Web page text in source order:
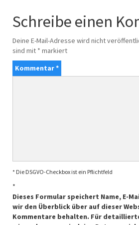
Schreibe einen
Deine E-Mail-Adresse wird nicht
sind mit * markiert
Kommentar*
* Die DSGVO-Checkbox ist ein Pflichtfeld
*
Dieses Formular speichert Name, E-
wir den Überblick über auf dieser
Kommentare behalten. Für